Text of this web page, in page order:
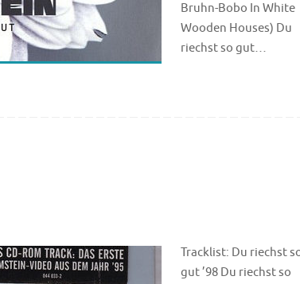
Bruhn-Bobo In White
Wooden Houses) Du
riechst so gut…
Tracklist: Du riechst
gut ’98 Du riechst so